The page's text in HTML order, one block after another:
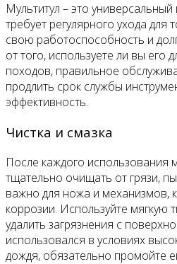
Мультитул – это
требует регулярного ухода для
свою работоспособность и
от того, используете ли вы его
походов, правильное
продлить срок службы
эффективность.
Чистка и смазка
После каждого использования
тщательно очищать от грязи,
важно для ножа и механизмов,
коррозии. Используйте мягкую
удалить загрязнения с
использовался в условиях
дождя, обязательно промойте